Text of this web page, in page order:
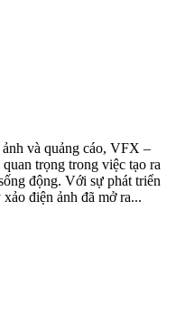
và quảng cáo, VFX –
trọng trong việc tạo ra
động. Với sự phát triển
điện ảnh đã mở ra...